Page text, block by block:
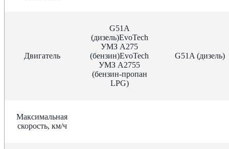
Двигатель
G51A
(дизель)EvoTech
УМЗ A275
(бензин)EvoTech
УМЗ A2755
(бензин-пропан
LPG)
G51A (дизель)
Максимальная
скорость, км/ч